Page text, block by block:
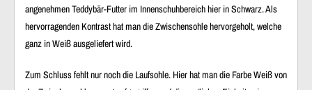
angenehmen Teddybär-Futter im Innenschuhbereich hier in Schwarz. Als
hervorragenden Kontrast hat man die Zwischensohle hervorgeholt, welche
ganz in Weiß ausgeliefert wird.
Zum Schluss fehlt nur noch die Laufsohle. Hier hat man die Farbe Weiß von